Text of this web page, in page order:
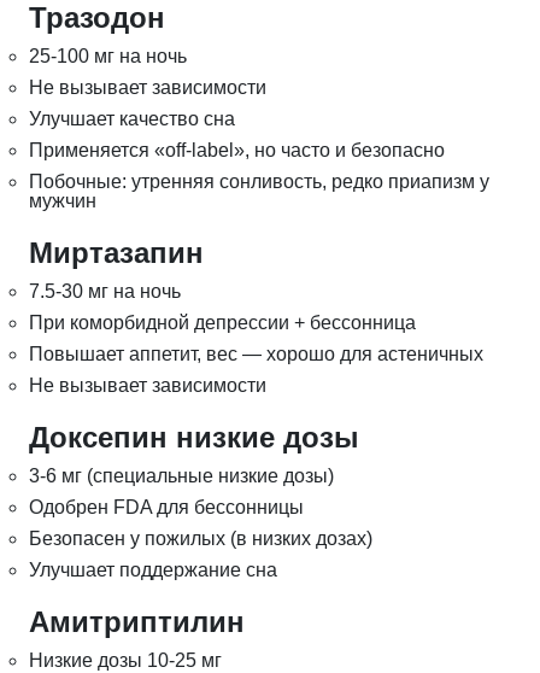
Тразодон
25-100 мг на ночь
Не вызывает зависимости
Улучшает качество сна
Применяется «off-label», но часто и безопасно
Побочные: утренняя сонливость, редко приапизм у
мужчин
Миртазапин
7.5-30 мг на ночь
При коморбидной депрессии + бессонница
Повышает аппетит, вес — хорошо для астеничных
Не вызывает зависимости
Доксепин низкие дозы
3-6 мг (специальные низкие дозы)
Одобрен FDA для бессонницы
Безопасен у пожилых (в низких дозах)
Улучшает поддержание сна
Амитриптилин
Низкие дозы 10-25 мг